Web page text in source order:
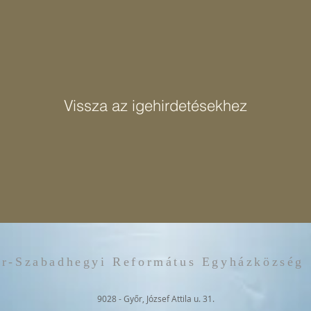
Vissza az igehirdetésekhez
Szabadhegyi Református Egyházközség
9028 - Győr, József Attila u. 31.